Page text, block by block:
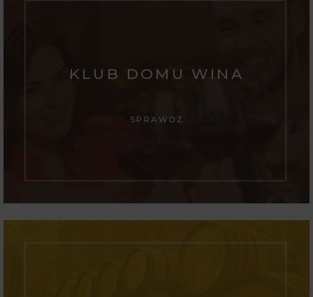
KLUB DOMU WINA
SPRAWDŹ